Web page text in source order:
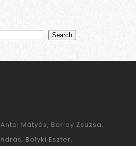
Search
Antal Mátyás Barlay Zsuzsa
Bolyki Eszter